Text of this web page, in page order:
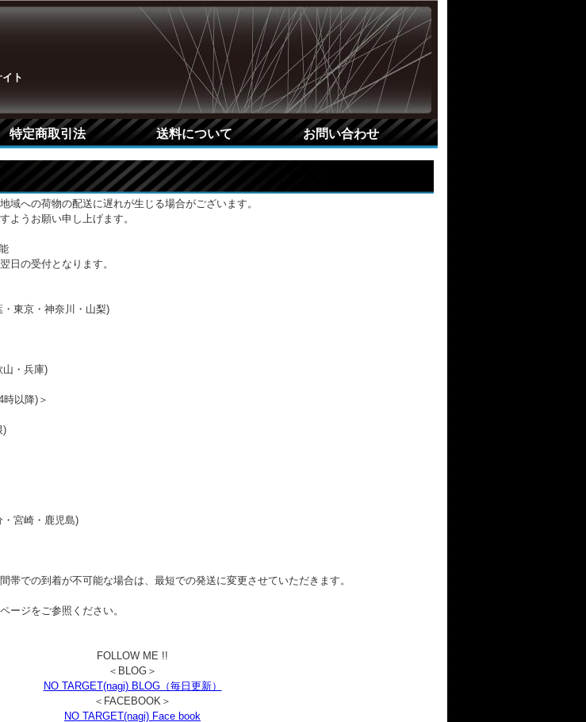
ト
特定商取引法 送料について お問い合わせ
域への荷物の配送に遅れが生じる場合がございます。
ようお願い申し上げます。
日の受付となります。
東京・神奈川・山梨)
山・兵庫)
以降)＞
)
宮崎・鹿児島)
帯での到着が不可能な場合は、最短での発送に変更させていただきます。
ージをご参照ください。
FOLLOW ME !!
＜BLOG＞
NO TARGET(nagi) BLOG（毎日更新）
＜FACEBOOK＞
NO TARGET(nagi) Face book